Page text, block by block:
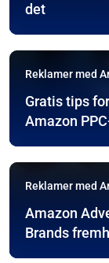
det
Reklamer med
Gratis tips
Amazon
Reklamer med
Amazon
Brands